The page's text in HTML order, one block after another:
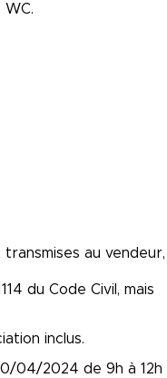
WC.
au vendeur,
du Code Civil, mais
inclus.
04/2024 de 9h à 12h